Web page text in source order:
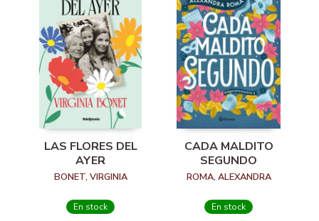
LAS FLORES DEL
AYER
BONET, VIRGINIA
En stock
CADA MALDITO
SEGUNDO
ROMA, ALEXANDRA
En stock